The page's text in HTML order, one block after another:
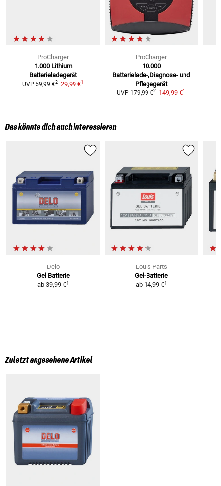
ProCharger
1.000 Lithium
Batterieladegerät
UVP 59,99 €2 29,99 €1
ProCharger
10.000
Batterielade-,Diagnose- und
Pflegegerät
UVP 179,99 €2 149,99 €1
Das könnte dich auch interessieren
Delo
Gel Batterie
ab 39,99 €1
Louis Parts
Gel-Batterie
ab 14,99 €1
Zuletzt angesehene Artikel